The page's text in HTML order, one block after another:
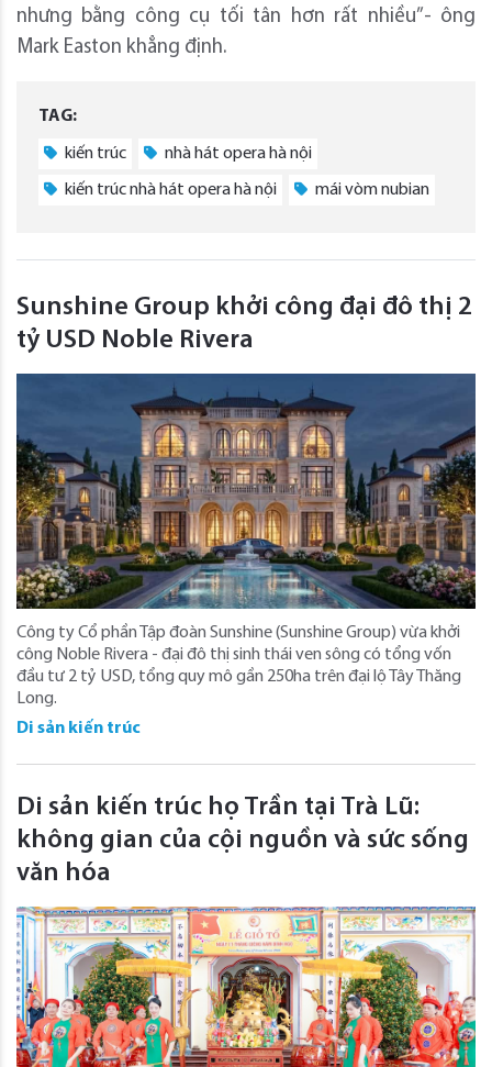
nhưng bằng công cụ tối tân hơn rất nhiều”- ông
Mark Easton khẳng định.
TAG:
kiến trúc nhà hát opera hà nội
kiến trúc nhà hát opera hà nội mái vòm nubian
Sunshine Group khởi công đại đô thị 2
tỷ USD Noble Rivera
Công ty Cổ phần Tập đoàn Sunshine (Sunshine Group) vừa khởi
công Noble Rivera - đại đô thị sinh thái ven sông có tổng vốn
đầu tư 2 tỷ USD, tổng quy mô gần 250ha trên đại lộ Tây Thăng
Long.
Di sản kiến trúc
Di sản kiến trúc họ Trần tại Trà Lũ:
không gian của cội nguồn và sức sống
văn hóa